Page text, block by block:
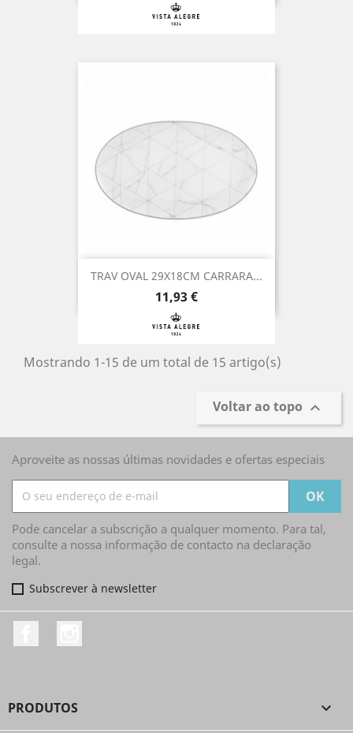
TRAV OVAL 29X18CM CARRARA...
Preço
11,93 €
Mostrando 1-15 de um total de 15 artigo(s)
Voltar ao topo 
Aproveite as nossas últimas novidades e ofertas especiais
Pode cancelar a subscrição a qualquer momento. Para tal,
consulte a nossa informação de contacto na declaração
legal.
Subscrever à newsletter
PRODUTOS 